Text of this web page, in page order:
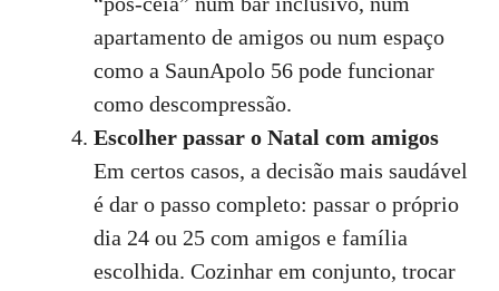
apartamento de amigos ou num espaço
como a SaunApolo 56 pode funcionar
como descompressão.
Escolher passar o Natal com amigos
Em certos casos, a decisão mais saudável
é dar o passo completo: passar o próprio
dia 24 ou 25 com amigos e família
escolhida. Cozinhar em conjunto, trocar